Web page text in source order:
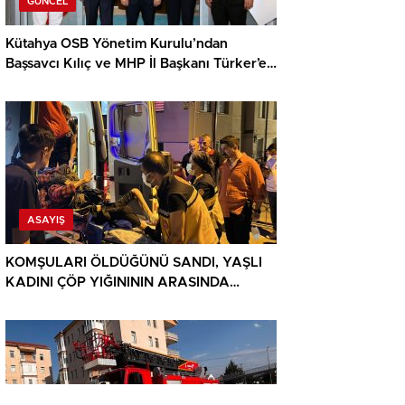
Kütahya OSB Yönetim Kurulu’ndan
Başsavcı Kılıç ve MHP İl Başkanı Türker’e
ASAYIŞ
KOMŞULARI ÖLDÜĞÜNÜ SANDI, YAŞLI
KADINI ÇÖP YIĞINININ ARASINDA